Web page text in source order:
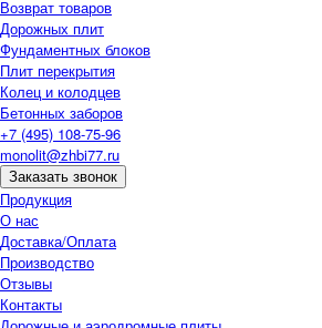
Возврат товаров
Дорожных плит
Фундаментных блоков
Плит перекрытия
Колец и колодцев
Бетонных заборов
+7 (495) 108-75-96
monolit@zhbi77.ru
Заказать звонок
Продукция
О нас
Доставка/Оплата
Производство
Отзывы
Контакты